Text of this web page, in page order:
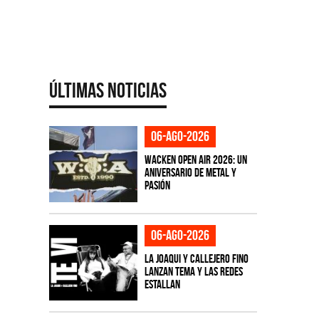
Últimas Noticias
06-ago-2026
Wacken Open Air 2026: Un
aniversario de metal y
pasión
06-ago-2026
La Joaqui y Callejero Fino
lanzan tema y las redes
estallan